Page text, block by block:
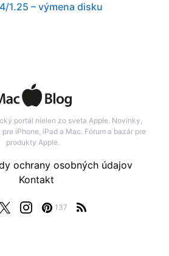
1.25 – výmena disku
portál nielen zo sveta Apple. Novinky,
iPhone, iPad a Mac. Fórum a bazár pre
produkty Apple.
137
ochrany osobných údajov
Kontakt